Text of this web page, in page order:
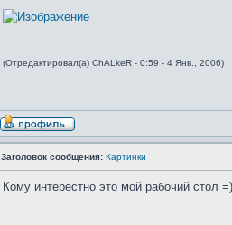
(Отредактировал(а) ChALkeR - 0:59 - 4 Янв., 2006)
Заголовок сообщения: Картинки
Кому интерестно это мой рабочий стол =)